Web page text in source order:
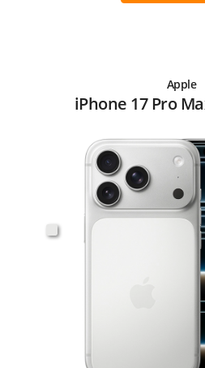
Apple
iPhone 17 Pro